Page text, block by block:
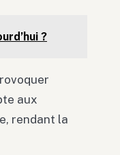
?
aux
rendant la